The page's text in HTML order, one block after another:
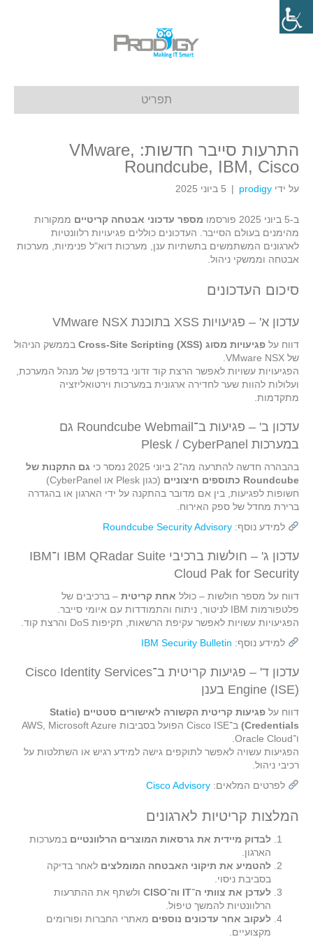
תפריט
התרעות סייבר חדשות: VMware,
Roundcube, IBM, Cisco
על ידי prodigy
| 5 ביוני 2025
ב-5 ביוני 2025 פורסמו מספר עדכוני אבטחה קריטיים ממקורות
מהימנים בעולם הסייבר. העדכונים כוללים פגיעויות רלוונטיות
לארגונים המשתמשים בתשתיות ענן, מערכות דוא"ל פנימיות, מערכות
אבטחה וממשקי ניהול.
סיכום העדכונים
עדכון א' – פגיעויות XSS בתוכנת VMware NSX
דווח על פגיעויות מסוג Cross-Site Scripting (XSS)
בממשק הניהול
של VMware NSX.
הפגיעויות עשויות לאפשר הרצת קוד זדוני בדפדפן של מנהל המערכת,
ועלולות להוות שער לחדירה ארגונית במערכות וירטואליזציה
מתקדמות.
עדכון ב' – פגיעות ב־Roundcube Webmail גם
במערכות Plesk / CyberPanel
בהבהרה חדשה להתרעה מה־2 ביוני 2025 נמסר כי
גם התקנות של
Roundcube כתוספים חיצוניים
(כגון Plesk או CyberPanel)
חשופות לפגיעות, בין אם מדובר בהתקנה על ידי הארגון או בהגדרה
ברירת מחדל של ספק האירוח.
למידע נוסף: Roundcube Security Advisory
עדכון ג' – חולשות ברכיבי IBM QRadar Suite ו־IBM
Cloud Pak for Security
דווח על מספר חולשות – כולל אחת קריטית – ברכיבים של
פלטפורמות IBM לניטור, ניתוח והתמודדות עם איומי סייבר.
הפגיעויות עשויות לאפשר עקיפת הרשאות, תקיפות DoS והרצת קוד.
למידע נוסף: IBM Security Bulletin
עדכון ד' – פגיעות קריטית ב־Cisco Identity Services
Engine (ISE) בענן
דווח על
פגיעות קריטית הקשורה לאישורים סטטיים (Static
Credentials)
ב־Cisco ISE הפועל בסביבות AWS, Microsoft Azure
ו־Oracle Cloud.
הפגיעות עשויה לאפשר לתוקפים גישה למידע רגיש או השתלטות על
רכיבי ניהול.
לפרטים המלאים: Cisco Advisory
המלצות קריטיות לארגונים
לבדוק מיידית את גרסאות המוצרים הרלוונטיים במערכות
הארגון.
להטמיע את תיקוני האבטחה המומלצים לאחר בדיקה
בסביבת ניסוי.
לעדכן את צוותי ה־IT וה־CISO
ולשתף את ההתרעות
הרלוונטיות להמשך טיפול.
לעקוב אחר עדכונים נוספים מאתרי החברות ופורומים
מקצועיים.